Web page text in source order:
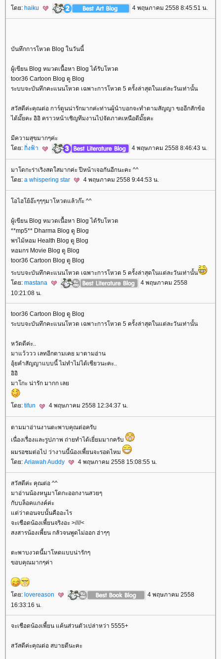
ดย: haiku 4 พฤษภาคม 2558 8:45:51 น.
บันทึกการโหวต Blog ในวันนี้
ผู้เขียน Blog หมวดเนื้อหา Blog ได้รับโหวต
toor36 Cartoon Blog ดู Blog
ระบบจะบันทึกคะแนนโหวต เฉพาะการโหวต 5 ครั้งล่าสุดในแต่ละวันเท่านั้น
สวัสดีค่ะคุณต่อ การ์ตูนน่ารักมากค่ะท่านผู้นำบอกจะทำตามสัญญา ขออีกสักข้อ
ได้มั๊ยคะ อิอิ คราวหน้าเชิญทีมงานไปจัดภาคเหนือดีมั๊ยคะ
มีความสุขมากๆค่ะ
ดย: กิ่งฟ้า 4 พฤษภาคม 2558 8:46:43 น.
มาโดกะร่าเริงสดใสมากค่ะ ปีหน้าเจอกันอีกนะคะ ^^
ดย: a whispering star 4 พฤษภาคม 2558 9:44:53 น.
อไฮโย้อ๊ะๆๆๆมาโหวตแล้วก๊ะ ^^
ผู้เขียน Blog หมวดเนื้อหา Blog ได้รับโหวต
**mp5** Dharma Blog ดู Blog
พรไม้หอม Health Blog ดู Blog
หอมกร Movie Blog ดู Blog
toor36 Cartoon Blog ดู Blog
ระบบจะบันทึกคะแนนโหวต เฉพาะการโหวต 5 ครั้งล่าสุดในแต่ละวันเท่านั้น
ดย: mastana
4 พฤษภาคม 2558
10:21:08 น.
toor36 Cartoon Blog ดู Blog
ระบบจะบันทึกคะแนนโหวต เฉพาะการโหวต 5 ครั้งล่าสุดในแต่ละวันเท่านั้น
หวัดดีค่ะ..
มาแว้ววว เลทอีกตามเคย มาตามอ่าน
อุ้ยคำสัญญาแบบนี้ ไม่ทำไม่ได้เชียวนะคะ..
อิอิ
มาโกะ น่ารัก มากก เล
ดย: tifun 4 พฤษภาคม 2558 12:34:37 น.
ตามมาอ่านงานตะพาบคุณต่อครับ
เนื่องเรื่องและรูปภาพ ถ่ายทำได้เยี่ยมมากครับ
ผมรอชมต่อไป ว่างานนี้น้องเพี้ยนจะรอดไหม
ดย: Ariawah Auddy 4 พฤษภาคม 2558 15:08:55 น.
สวัสดีค่ะ คุณต่อ ^^
มาอ่านน้องหนูมาโดกะออกงานสวยๆ
กับบล็อคแกงค์ค่ะ
ต่ว่าตอนจบนั้นคืออะไร
จะเชือดน้องเพี้ยนจริงอะ >////<
สงสารน้องเพี้ยน กลัวจนพูดไม่ออก ฮ่าๆๆ
ตะพาบงวดนี้มาโหดแบบน่ารักๆ
ขอบคุณมากๆค่า
ดย: lovereason
4 พฤษภาคม 2558
16:33:16 น.
จะเชือดน้องเพี้ยน แค้นส่วนตัวเปล่าหว่า 5555+
สวัสดีค่ะคุณต่อ สบายดีนะคะ